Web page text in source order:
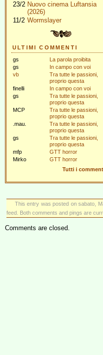
23/2 Nuovo cinema Luftansia
(2026)
11/2 Wormslayer
ULTIMI COMMENTI
gs
La parola proibita
gs
In campo con voi
vb
Tra tutte le passioni,
proprio questa
finelli
In campo con voi
gs
Tra tutte le passioni,
proprio questa
MCP
Tra tutte le passioni,
proprio questa
.mau.
Tra tutte le passioni,
proprio questa
gs
Tra tutte le passioni,
proprio questa
mfp
GTT horror
Mirko
GTT horror
Tutti i
This entry was posted on sabato,
feed. Both comments and pings are
Comments are closed.